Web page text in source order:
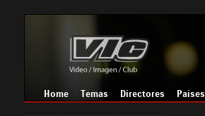
Home Temas Directores Países